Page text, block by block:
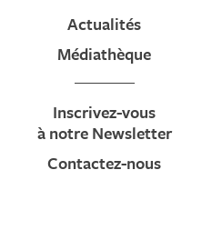
Actualités
Médiathèque
Inscrivez-vous
à notre Newsletter
Contactez-nous